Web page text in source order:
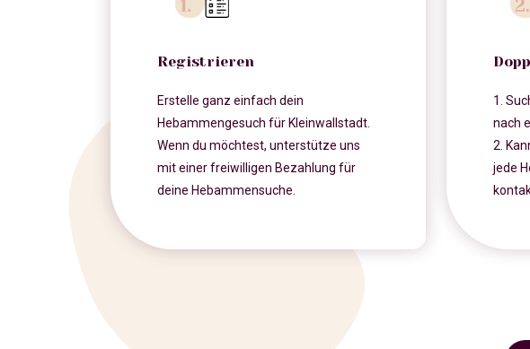
Registrieren
Erstelle ganz einfach dein
Hebammengesuch für Kleinwallstadt.
Wenn du möchtest, unterstütze uns
mit einer freiwilligen Bezahlung für
deine Hebammensuche.
1.
nach
2.
jede